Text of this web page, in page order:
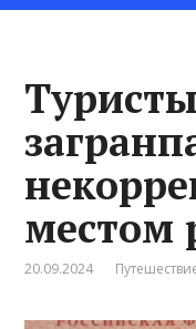
местом
20.09.2024